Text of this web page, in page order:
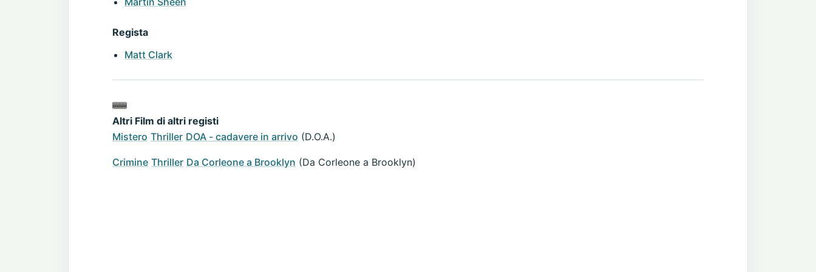
Regista
Matt Clark
Altri Film di altri registi
Mistero Thriller DOA - cadavere in arrivo (D.O.A.)
Crimine Thriller Da Corleone a Brooklyn (Da Corleone a Brooklyn)